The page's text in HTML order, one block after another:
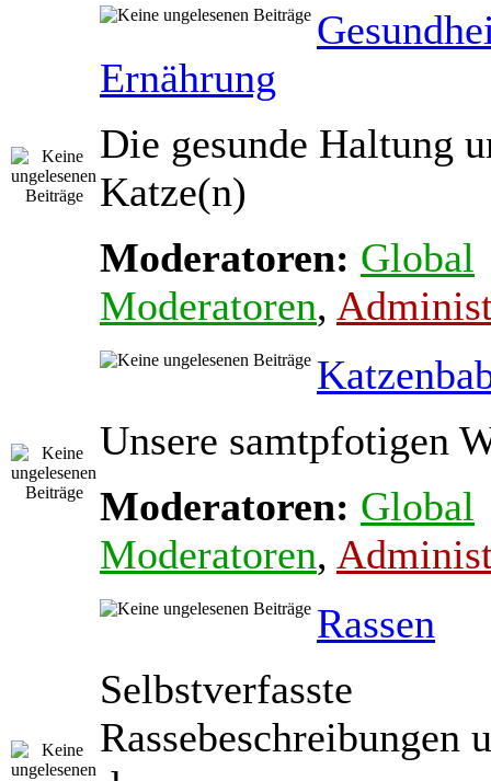
Ernährung
Die gesunde Haltung
Katze(n)
Moderatoren: Global
Moderatoren,
Unsere samtpfotigen
Moderatoren: Global
Moderatoren,
Rassen
Selbstverfasste
Rassebeschreibungen